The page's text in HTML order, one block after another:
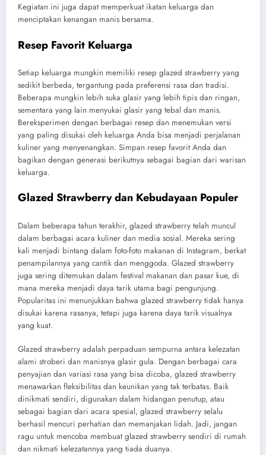
Kegiatan ini juga dapat memperkuat ikatan keluarga dan
menciptakan kenangan manis bersama.
Resep Favorit Keluarga
Setiap keluarga mungkin memiliki resep glazed strawberry yang
sedikit berbeda, tergantung pada preferensi rasa dan tradisi.
Beberapa mungkin lebih suka glasir yang lebih tipis dan ringan,
sementara yang lain menyukai glasir yang tebal dan manis.
Bereksperimen dengan berbagai resep dan menemukan versi
yang paling disukai oleh keluarga Anda bisa menjadi perjalanan
kuliner yang menyenangkan. Simpan resep favorit Anda dan
bagikan dengan generasi berikutnya sebagai bagian dari warisan
keluarga.
Glazed Strawberry dan Kebudayaan Populer
Dalam beberapa tahun terakhir, glazed strawberry telah muncul
dalam berbagai acara kuliner dan media sosial. Mereka sering
kali menjadi bintang dalam foto-foto makanan di Instagram, berkat
penampilannya yang cantik dan menggoda. Glazed strawberry
juga sering ditemukan dalam festival makanan dan pasar kue, di
mana mereka menjadi daya tarik utama bagi pengunjung.
Popularitas ini menunjukkan bahwa glazed strawberry tidak hanya
disukai karena rasanya, tetapi juga karena daya tarik visualnya
yang kuat.
Glazed strawberry adalah perpaduan sempurna antara kelezatan
alami stroberi dan manisnya glasir gula. Dengan berbagai cara
penyajian dan variasi rasa yang bisa dicoba, glazed strawberry
menawarkan fleksibilitas dan keunikan yang tak terbatas. Baik
dinikmati sendiri, digunakan dalam hidangan penutup, atau
sebagai bagian dari acara spesial, glazed strawberry selalu
berhasil mencuri perhatian dan memanjakan lidah. Jadi, jangan
ragu untuk mencoba membuat glazed strawberry sendiri di rumah
dan nikmati kelezatannya yang tiada duanya.